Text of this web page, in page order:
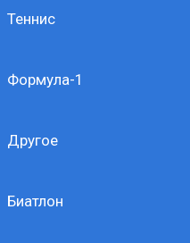
Теннис
Формула-1
Другое
Биатлон